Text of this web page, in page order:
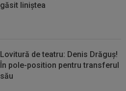
găsit liniștea
Lovitură de teatru: Denis Drăguș!
În pole-position pentru transferul
său